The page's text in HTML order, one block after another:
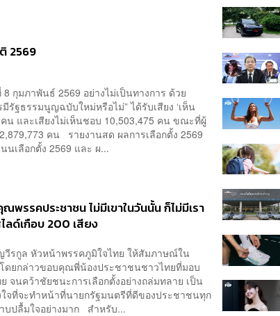
2569
กุมภาพันธ์ 2569 อย่างไม่เป็นทางการ ด้วย
รัฐธรรมนูญฉบับใหม่หรือไม่” ได้รับเสียง ‘เห็น
น และเสียงไม่เห็นชอบ 10,503,475 คน ขณะที่ผู้
คน รายงานสด ผลการเลือกตั้ง 2569
นเลือกตั้ง 2569 และ ผ...
พรรคประชาชน ไม่มีเขาในวันนั้น ก็ไม่มีเรา
ลด์เกือบ 200 เสียง
รกูล หัวหน้าพรรคภูมิใจไทย ให้สัมภาษณ์ใน
โดยกล่าวขอบคุณพี่น้องประชาชนชาวไทยที่มอบ
จนคว้าชัยชนะการเลือกตั้งอย่างถล่มทลาย เป็น
จที่จะทำหน้าที่นายกรัฐมนตรีที่ดีของประชาชนทุก
บปลื้มใจอย่างมาก สำหรับ...